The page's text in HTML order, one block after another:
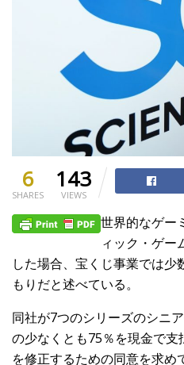
6
SHARES
143
VIEWS
世界的なゲー
ィック・ゲー
した場合、宝くじ事業では
もりだと述べている。
同社が7つのシリーズのシニ
の少なくとも75％を現金で
を修正するための同意を求め